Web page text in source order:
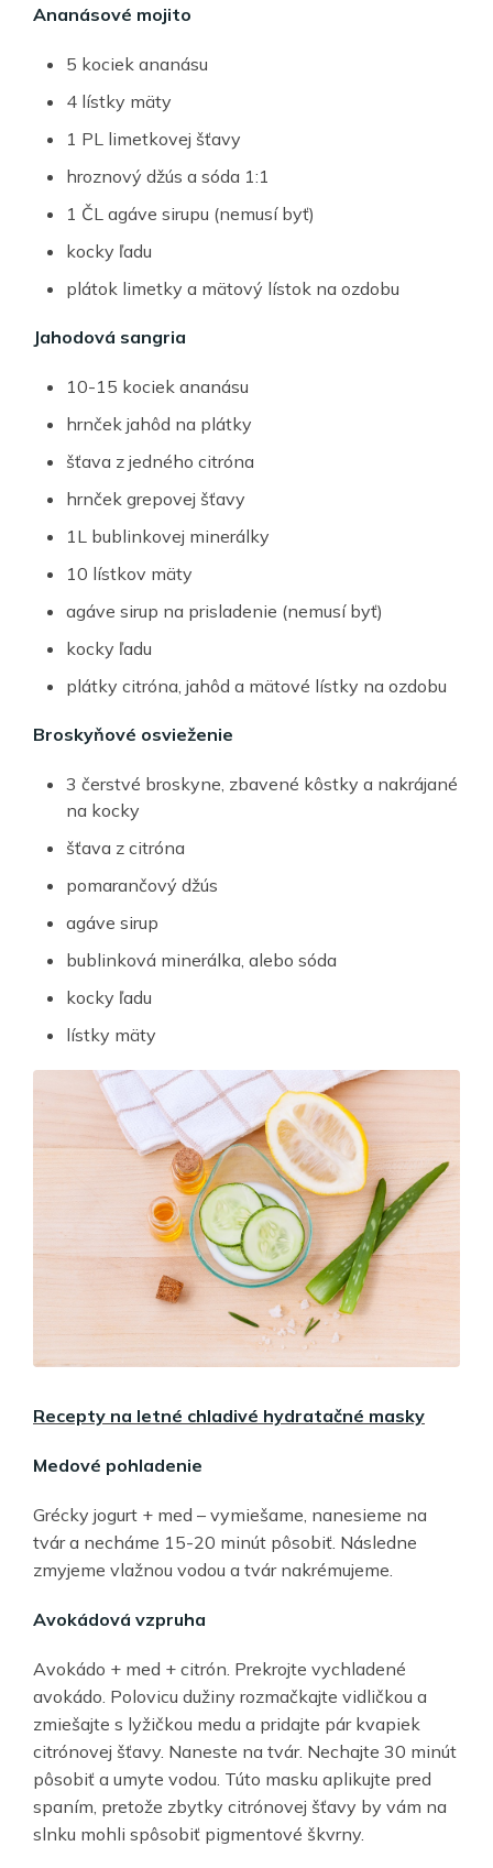
Ananásové mojito
5 kociek ananásu
4 lístky mäty
1 PL limetkovej šťavy
hroznový džús a sóda 1:1
1 ČL agáve sirupu (nemusí byť)
kocky ľadu
plátok limetky a mätový lístok na ozdobu
Jahodová sangria
10-15 kociek ananásu
hrnček jahôd na plátky
šťava z jedného citróna
hrnček grepovej šťavy
1L bublinkovej minerálky
10 lístkov mäty
agáve sirup na prisladenie (nemusí byť)
kocky ľadu
plátky citróna, jahôd a mätové lístky na ozdobu
Broskyňové osvieženie
3 čerstvé broskyne, zbavené kôstky a nakrájané
na kocky
šťava z citróna
pomarančový džús
agáve sirup
bublinková minerálka, alebo sóda
kocky ľadu
lístky mäty
Recepty na letné chladivé hydratačné masky
Medové pohladenie
Grécky jogurt + med – vymiešame, nanesieme na
tvár a necháme 15-20 minút pôsobiť. Následne
zmyjeme vlažnou vodou a tvár nakrémujeme.
Avokádová vzpruha
Avokádo + med + citrón. Prekrojte vychladené
avokádo. Polovicu dužiny rozmačkajte vidličkou a
zmiešajte s lyžičkou medu a pridajte pár kvapiek
citrónovej šťavy. Naneste na tvár. Nechajte 30 minút
pôsobiť a umyte vodou. Túto masku aplikujte pred
spaním, pretože zbytky citrónovej šťavy by vám na
slnku mohli spôsobiť pigmentové škvrny.